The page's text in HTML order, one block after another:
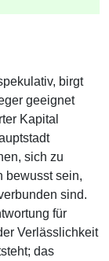
birgt
geeignet
Kapital
sich zu
bewusst sein,
sind.
für
Verlässlichkeit
das